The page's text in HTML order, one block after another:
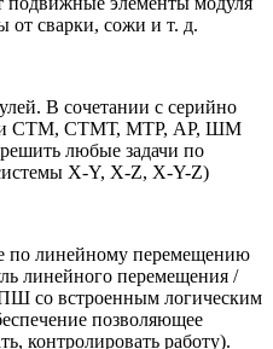
от сварки, сожи и т. д.
В сочетании с серийно
СТМ, СТМТ, МТР, АР, ШМ
любые задачи по
X-Y, X-Z, X-Y-Z)
по линейному перемещению
линейного перемещения /
со встроенным логическим
позволяющее
контролировать работу).